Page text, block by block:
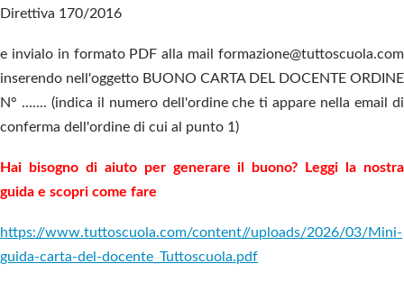
Direttiva 170/2016
e invialo in formato PDF alla mail formazione@tuttoscuola.com
inserendo nell'oggetto BUONO CARTA DEL DOCENTE ORDINE
N° ....... (indica il numero dell'ordine che ti appare nella email di
conferma dell'ordine di cui al punto 1)
Hai bisogno di aiuto per generare il buono? Leggi la nostra
guida e scopri come fare
https://www.tuttoscuola.com/content//uploads/2026/03/Mini-
guida-carta-del-docente_Tuttoscuola.pdf